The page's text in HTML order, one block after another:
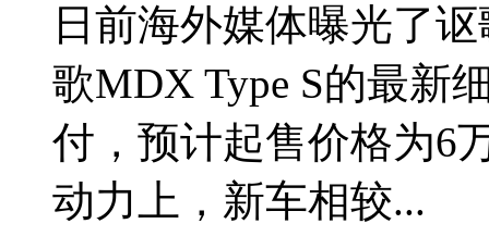
日前海外媒体曝光了
歌MDX Type S的最新
付，预计起售价格为6
动力上，新车相较...